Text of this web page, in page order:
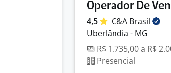
Operador De
4,5 C&A Brasil
Uberlândia - MG
R$ 1.735,00 a R$
Presencial